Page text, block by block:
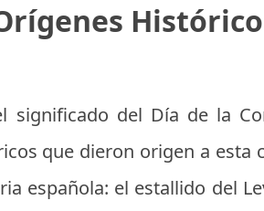
significado del Día de la
que dieron origen a esta
española: el estallido del